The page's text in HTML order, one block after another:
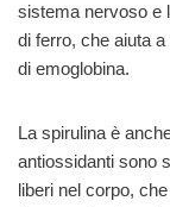
sistema nervoso e
di ferro, che aiuta
di emoglobina.
La spirulina è
antiossidanti sono
liberi nel corpo,